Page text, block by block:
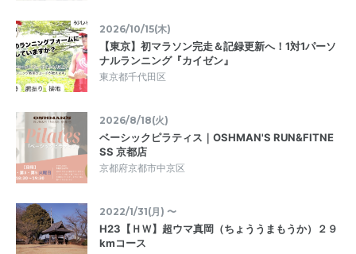
2026/10/15(木)
【東京】初マラソン完走＆記録更新へ！1対1パーソ
ナルランニング『カイゼン』
東京都千代田区
2026/8/18(火)
ベーシックピラティス｜OSHMAN'S RUN&FITNE
SS 京都店
京都府京都市中京区
2022/1/31(月) 〜
H23【ＨＷ】超ウマ真岡（ちょううまもうか）２９
kmコース